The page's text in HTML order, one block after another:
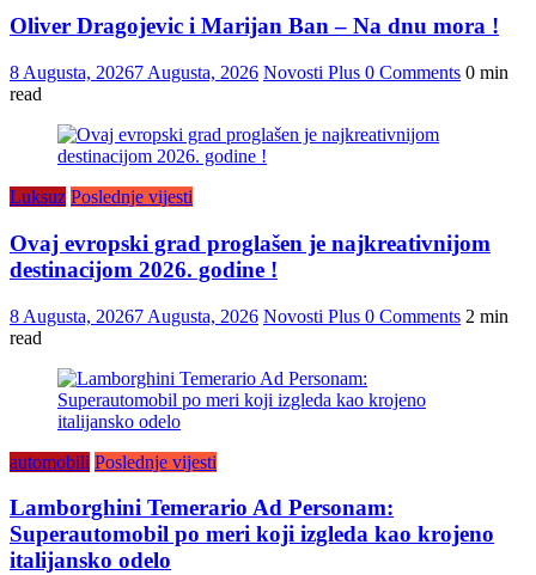
Oliver Dragojevic i Marijan Ban – Na dnu mora !
8 Augusta, 20267 Augusta, 2026 Novosti Plus 0 Comments 0 min
read
Luksuz Poslednje vijesti
Ovaj evropski grad proglašen je najkreativnijom
destinacijom 2026. godine !
8 Augusta, 20267 Augusta, 2026 Novosti Plus 0 Comments 2 min
read
automobili Poslednje vijesti
Lamborghini Temerario Ad Personam:
Superautomobil po meri koji izgleda kao krojeno
italijansko odelo